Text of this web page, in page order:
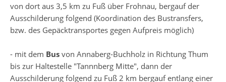
von dort aus 3,5 km zu Fuß über Frohnau, bergauf der
Ausschilderung folgend (Koordination des Bustransfers,
bzw. des Gepäcktransportes gegen Aufpreis möglich)
- mit dem Bus von Annaberg-Buchholz in Richtung Thum
bis zur Haltestelle "Tannnberg Mitte", dann der
Ausschilderung folgend zu Fuß 2 km bergauf entlang einer